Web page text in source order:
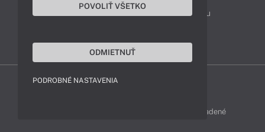
Reklamácia tovaru
FUJITSU-SHOP © 2011 - 2026 Všetky práva vyhradené
POVOLIŤ VŠETKO
ODMIETNUŤ
PODROBNÉ NASTAVENIA